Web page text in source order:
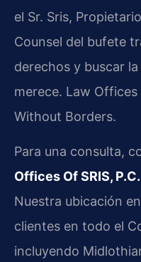
el Sr. Sris,
Counsel del bufete
derechos y buscar
merece. Law Offices
Without Borders.
Para una consulta,
Offices Of SRIS, P.C.
Nuestra ubicación
clientes en todo el
incluyendo